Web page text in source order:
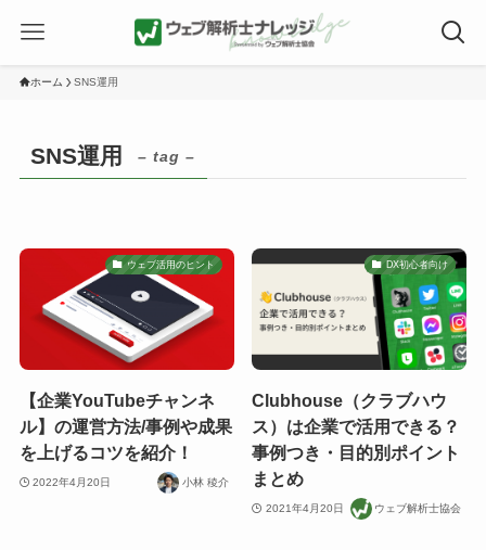
ホーム SNS運用
SNS運用 – tag –
ウェブ活用のヒント
【企業YouTubeチャンネ
ル】の運営方法/事例や成果
を上げるコツを紹介！
2022年4月20日 小林 稜介
DX初心者向け
Clubhouse（クラブハウ
ス）は企業で活用できる？
事例つき・目的別ポイント
まとめ
2021年4月20日 ウェブ解析士協会